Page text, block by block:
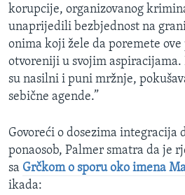
korupcije, organizovanog
unaprijedili bezbjednost na
onima koji žele da poremete
otvoreniji u svojim
su nasilni i puni mržnje,
sebične agende.”
Govoreći o dosezima integracija
ponaosob, Palmer smatra da je
sa Grčkom o sporu oko imena
ikada: